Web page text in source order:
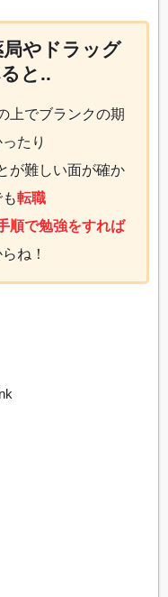
やドラッグ
と..
上でブランクの期
たり
が難しい面が確か
転職
順で勉強をすれば
ね！